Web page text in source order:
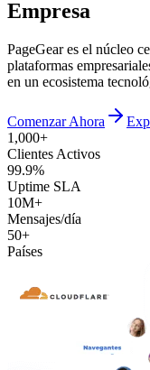
Empresa
PageGear es el núcleo
plataformas
en un ecosistema
Comenzar Ahora
1,000+
Clientes Activos
99.9%
Uptime SLA
10M+
Mensajes/día
50+
Países